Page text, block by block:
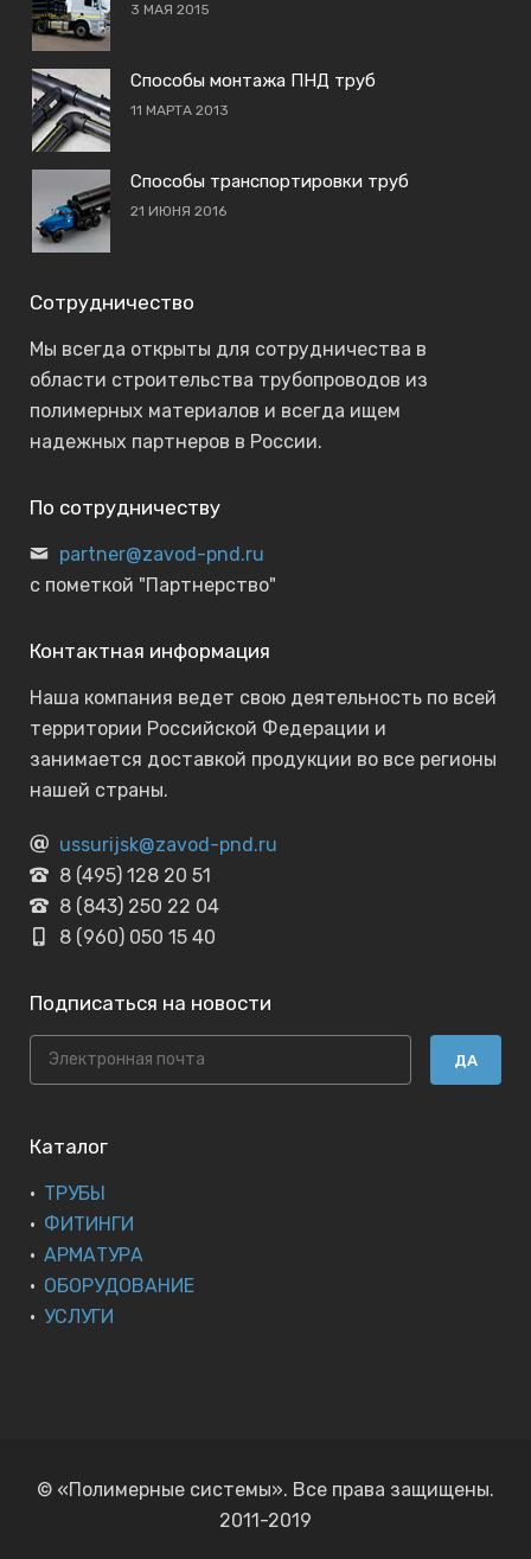
3 МАЯ 2015
Способы монтажа ПНД труб
11 МАРТА 2013
Способы транспортировки труб
21 ИЮНЯ 2016
Сотрудничество
Мы всегда открыты для сотрудничества в
области строительства трубопроводов из
полимерных материалов и всегда ищем
надежных партнеров в России.
По сотрудничеству
partner@zavod-pnd.ru
с пометкой "Партнерство"
Контактная информация
Наша компания ведет свою деятельность по всей
территории Российской Федерации и
занимается доставкой продукции во все регионы
нашей страны.
ussurijsk@zavod-pnd.ru
8 (495) 128 20 51
8 (843) 250 22 04
8 (960) 050 15 40
Подписаться на новости
ДА
Каталог
ТРУБЫ
ФИТИНГИ
АРМАТУРА
ОБОРУДОВАНИЕ
УСЛУГИ
© «Полимерные системы». Все права защищены.
2011-2019